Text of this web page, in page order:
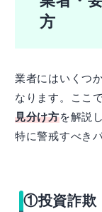
方
業者にはいくつ
なります。ここ
見分け方を解説
特に警戒すべき
①投資詐欺